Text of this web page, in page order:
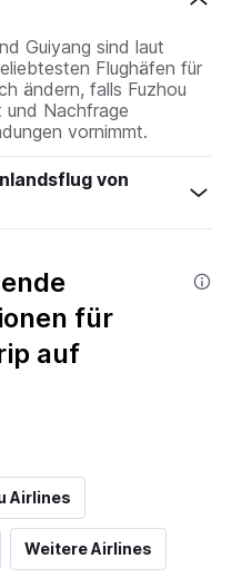
Guiyang sind laut
Flughäfen für
ändern, falls Fuzhou
und Nachfrage
vornimmt.
von
für
auf
Airlines
Weitere Airlines